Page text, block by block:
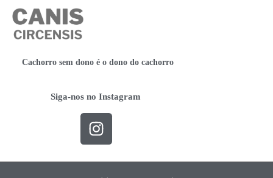
Cachorro sem dono é o dono do cachorro
Siga-nos no Instagram